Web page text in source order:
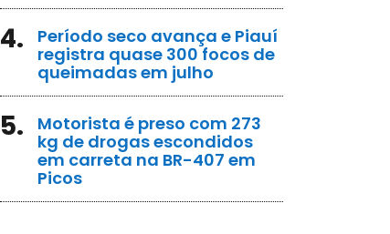
4.
Período seco avança e Piauí
registra quase 300 focos de
queimadas em julho
5.
Motorista é preso com 273
kg de drogas escondidos
em carreta na BR-407 em
Picos